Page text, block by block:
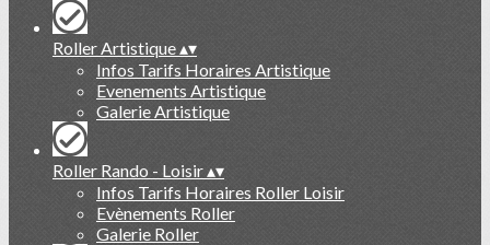
Roller Artistique▴▾
Infos Tarifs Horaires Artistique
Evenements Artistique
Galerie Artistique
Roller Rando - Loisir▴▾
Infos Tarifs Horaires Roller Loisir
Evènements Roller
Galerie Roller